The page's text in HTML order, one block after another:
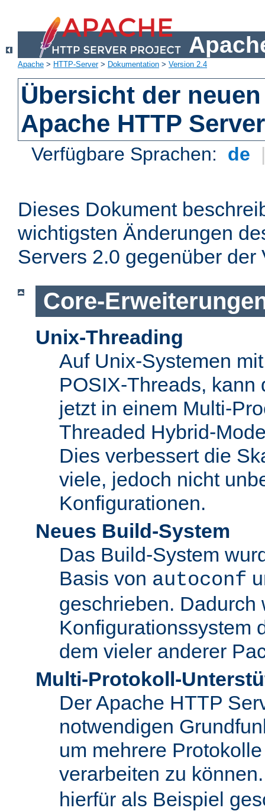
Apache > HTTP-Server> Dokumentation > Version 2.4
Übersicht der
Apache HTTP
Verfügbare Sprachen: de
Dieses Dokument
wichtigsten Änderungen
Servers 2.0 gegenüber der
Core-
Unix-Threading
Auf Unix-Systemen
POSIX-Threads, kann
jetzt in einem Multi-
Threaded Hybrid-
Dies verbessert die
viele, jedoch nicht
Konfigurationen.
Neues Build-System
Das Build-System
Basis von autoconf
geschrieben. Dadurch
Konfigurationssystem
dem vieler anderer
Multi-Protokoll-
Der Apache HTTP
notwendigen
um mehrere
verarbeiten zu
hierfür als Beispiel